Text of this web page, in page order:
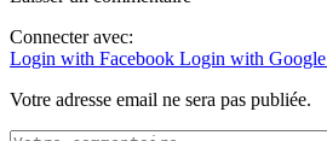
Connecter avec:
Login with Facebook Login with Google
Votre adresse email ne sera pas publiée.